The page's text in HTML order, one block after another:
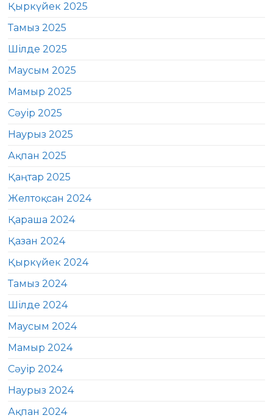
Қыркүйек 2025
Тамыз 2025
Шілде 2025
Маусым 2025
Мамыр 2025
Сәуір 2025
Наурыз 2025
Ақпан 2025
Қаңтар 2025
Желтоқсан 2024
Қараша 2024
Қазан 2024
Қыркүйек 2024
Тамыз 2024
Шілде 2024
Маусым 2024
Мамыр 2024
Сәуір 2024
Наурыз 2024
Ақпан 2024